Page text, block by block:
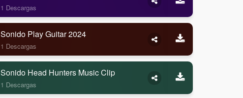
1 Descargas
Sonido Play Guitar 2024
1 Descargas
Sonido Head Hunters Music Clip
1 Descargas